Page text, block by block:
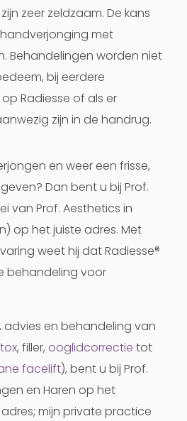
zeer zeldzaam. De kans
met
Behandelingen worden niet
bij eerdere
Radiesse of als er
zijn in de handrug.
en weer een frisse,
Dan bent u bij Prof.
van Prof. Aesthetics in
op het juiste adres. Met
weet hij datRadiesse®
behandeling voor
en behandeling van
, filler, ooglidcorrectie tot
facelift), bent u bij Prof.
en Haren op het
mijn private practice